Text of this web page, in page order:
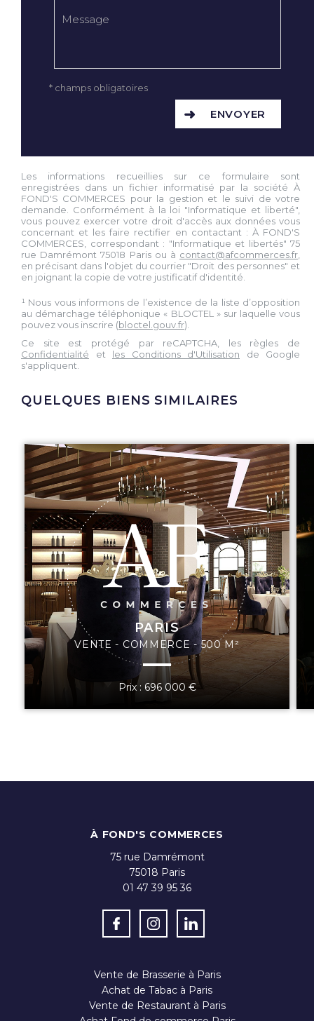
* champs obligatoires
ENVOYER
Les informations recueillies sur ce formulaire sont
enregistrées dans un fichier informatisé par la société À
FOND'S COMMERCES pour la gestion et le suivi de votre
demande. Conformément à la loi "Informatique et liberté",
vous pouvez exercer votre droit d'accès aux données vous
concernant et les faire rectifier en contactant : À FOND'S
COMMERCES, correspondant : "Informatique et libertés" 75
rue Damrémont 75018 Paris ou à contact@afcommerces.fr,
en précisant dans l'objet du courrier "Droit des personnes" et
en joignant la copie de votre justificatif d'identité.
¹ Nous vous informons de l’existence de la liste d’opposition
au démarchage téléphonique « BLOCTEL » sur laquelle vous
pouvez vous inscrire (bloctel.gouv.fr).
Ce site est protégé par reCAPTCHA, les règles de
Confidentialité et les Conditions d'Utilisation de Google
s'appliquent.
QUELQUES BIENS SIMILAIRES
PARIS
VENTE - COMMERCE - 500 M²
Prix : 696 000 €
À FOND'S COMMERCES
75 rue Damrémont
75018 Paris
01 47 39 95 36
Vente de Brasserie à Paris
Achat de Tabac à Paris
Vente de Restaurant à Paris